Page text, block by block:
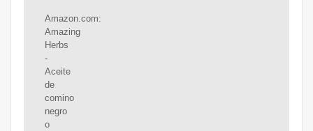
Amazon.com:
Amazing
Herbs
-
Aceite
de
comino
negro
o